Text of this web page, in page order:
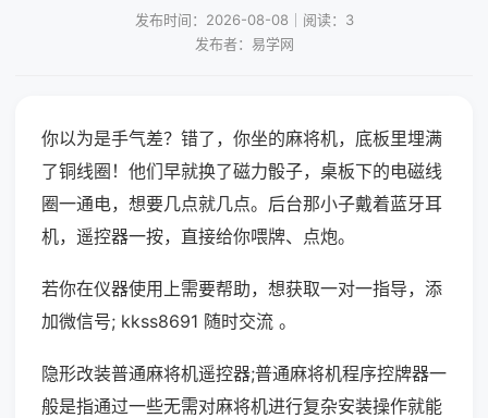
发布时间：2026-08-08｜阅读：3
发布者：易学网
你以为是手气差？错了，你坐的麻将机，底板里埋满
了铜线圈！他们早就换了磁力骰子，桌板下的电磁线
圈一通电，想要几点就几点。后台那小子戴着蓝牙耳
机，遥控器一按，直接给你喂牌、点炮。
若你在仪器使用上需要帮助，想获取一对一指导，添
加微信号; kkss8691 随时交流 。
隐形改装普通麻将机遥控器;普通麻将机程序控牌器一
般是指通过一些无需对麻将机进行复杂安装操作就能